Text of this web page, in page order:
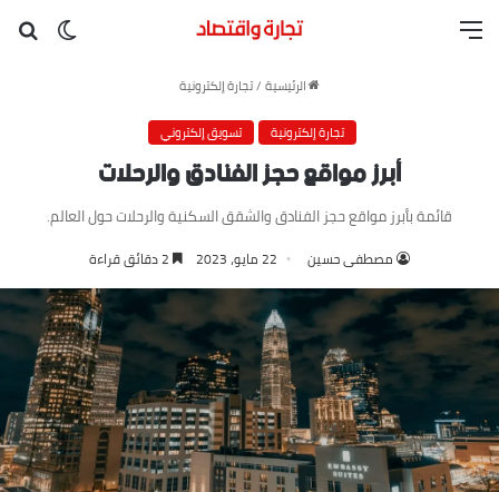
القائمة
الرئيسية /تجارة إلكترونية
تجارة إلكترونية تسويق إلكتروني
أبرز مواقع حجز الفنادق والرحلات
قائمة بأبرز مواقع حجز الفنادق والشقق السكنية والرحلات حول العالم.
مصطفى حسين 22 مايو، 2023